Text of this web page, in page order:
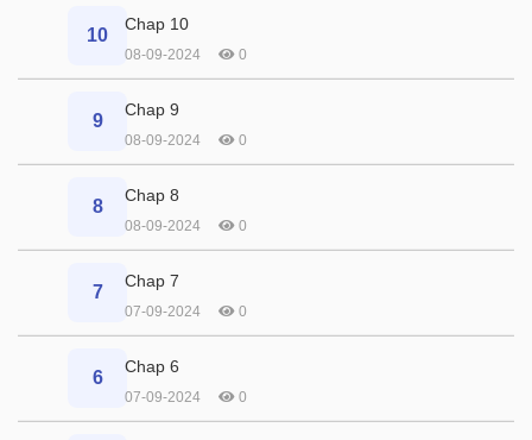
10
Chap 10
08-09-2024 0
9
Chap 9
08-09-2024 0
8
Chap 8
08-09-2024 0
7
Chap 7
07-09-2024 0
6
Chap 6
07-09-2024 0